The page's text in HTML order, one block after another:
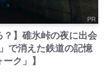
PR
？】碓氷峠の夜に出会
で消えた鉄道の記憶
ク」】